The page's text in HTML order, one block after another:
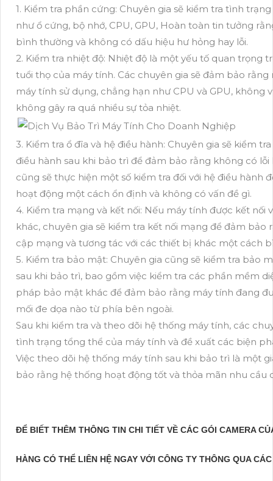
1. Kiểm tra phần cứng: Chuyên gia sẽ kiểm tra tình
như ổ cứng, bộ nhớ, CPU, GPU, Hoàn toàn tin tưởng
bình thường và không có dấu hiệu hư hỏng hay lỗi.
2. Kiểm tra nhiệt độ: Nhiệt độ là một yếu tố quan trọng
tuổi thọ của máy tính. Các chuyên gia sẽ đảm bảo
máy tính sử dụng, chẳng hạn như CPU và GPU, không
không gây ra quá nhiều sự tỏa nhiệt.
3. Kiểm tra ổ đĩa và hệ điều hành: Chuyên gia sẽ kiểm
điều hành sau khi bảo trì để đảm bảo rằng không có lỗi
cũng sẽ thực hiện một số kiểm tra đối với hệ điều hành
hoạt động một cách ổn định và không có vấn đề gì.
4. Kiểm tra mạng và kết nối: Nếu máy tính được kết nối
khác, chuyên gia sẽ kiểm tra kết nối mạng để đảm
cập mạng và tương tác với các thiết bị khác một cách
5. Kiểm tra bảo mật: Chuyên gia cũng sẽ kiểm tra bảo
sau khi bảo trì, bao gồm việc kiểm tra các phần mềm
pháp bảo mật khác để đảm bảo rằng máy tính đang
mối đe dọa nào từ phía bên ngoài.
Sau khi kiểm tra và theo dõi hệ thống máy tính, các
tình trạng tổng thể của máy tính và đề xuất các biện
Việc theo dõi hệ thống máy tính sau khi bảo trì là một
bảo rằng hệ thống hoạt động tốt và thỏa mãn nhu cầu
ĐỂ BIẾT THÊM THÔNG TIN CHI TIẾT VỀ CÁC GÓI CAMERA
HÀNG CÓ THỂ LIÊN HỆ NGAY VỚI CÔNG TY THÔNG QUA